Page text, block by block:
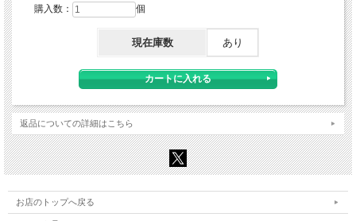
購入数： 個
現在庫数 あり
返品についての詳細はこちら
お店のトップへ戻る